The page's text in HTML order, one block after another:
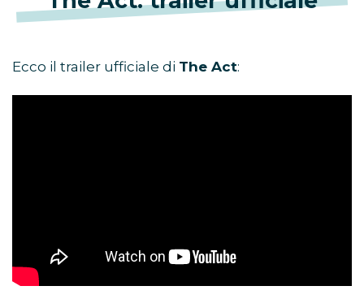
Ecco il trailer ufficiale di The Act: